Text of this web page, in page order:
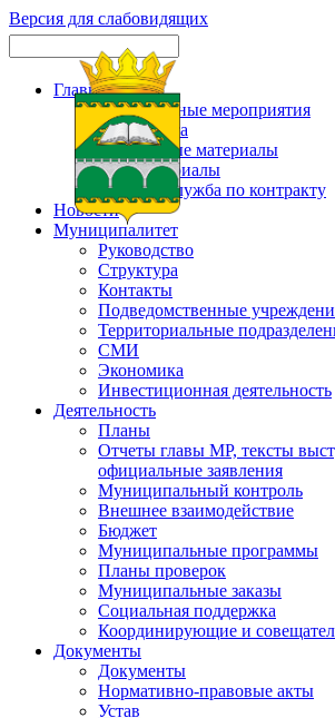
Версия для слабовидящих
Главная
Официальные мероприятия
Карта сайта
Актуальные материалы
Фотоматериалы
Военная служба по контракту
Новости
Муниципалитет
Руководство
Структура
Контакты
Подведомственные
Территориальные
СМИ
Экономика
Инвестиционная деятельность
Деятельность
Планы
Отчеты главы МР, тексты
официальные заявления
Муниципальный контроль
Внешнее взаимодействие
Бюджет
Муниципальные программы
Планы проверок
Муниципальные заказы
Социальная поддержка
Координирующие и
Документы
Документы
Нормативно-правовые акты
Устав